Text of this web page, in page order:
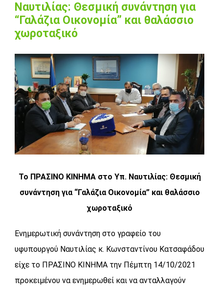
Ναυτιλίας: Θεσμική συνάντηση για
“Γαλάζια Οικονομία” και θαλάσσιο
χωροταξικό
View
Larger
Image
Το ΠΡΑΣΙΝΟ ΚΙΝΗΜΑ στο Υπ. Ναυτιλίας: Θεσμική
συνάντηση για “Γαλάζια Οικονομία” και θαλάσσιο
χωροταξικό
Ενημερωτική συνάντηση στο γραφείο του
υφυπουργού Ναυτιλίας κ. Κωνσταντίνου Κατσαφάδου
είχε το ΠΡΑΣΙΝΟ ΚΙΝΗΜΑ την Πέμπτη 14/10/2021
προκειμένου να ενημερωθεί και να ανταλλαγούν